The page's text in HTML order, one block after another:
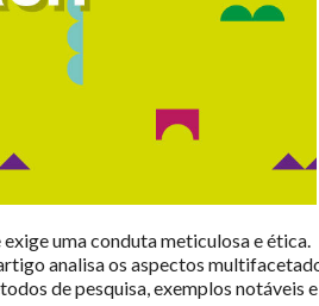
uma conduta meticulosa e ética.
analisa os aspectos
de pesquisa, exemplos notáveis e